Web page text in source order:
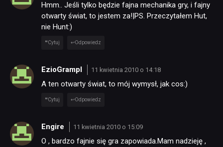
Hmm.. Jeśli tylko będzie fajna mechanika gry, i fajny
otwarty świat, to jestem za!|PS. Przeczytałem Hut,
nie Hunt:)
Cytuj Odpowiedz
EzioGrampl 11 kwietnia 2010 o 14:18
A ten otwarty świat, to mój wymysł, jak cos:)
Cytuj Odpowiedz
Engire 11 kwietnia 2010 o 15:09
O , bardzo fajnie się gra zapowiada.Mam nadzieję ,